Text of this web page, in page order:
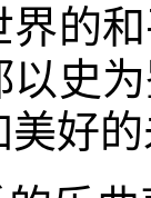
界的
以史
好